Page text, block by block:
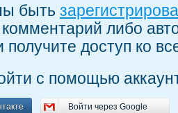
быть
комментарий либо
получите доступ ко
с помощью
Войти через Google
Войти через Google